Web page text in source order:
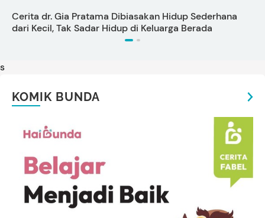
Cerita dr. Gia Pratama Dibiasakan Hidup Sederhana
dari Kecil, Tak Sadar Hidup di Keluarga Berada
s
KOMIK BUNDA